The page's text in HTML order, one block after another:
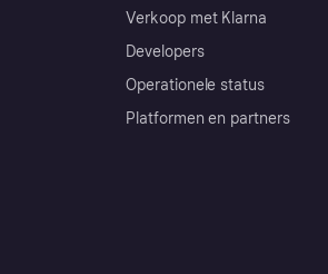
Verkoop met Klarna
Developers
Operationele status
Platformen en partners